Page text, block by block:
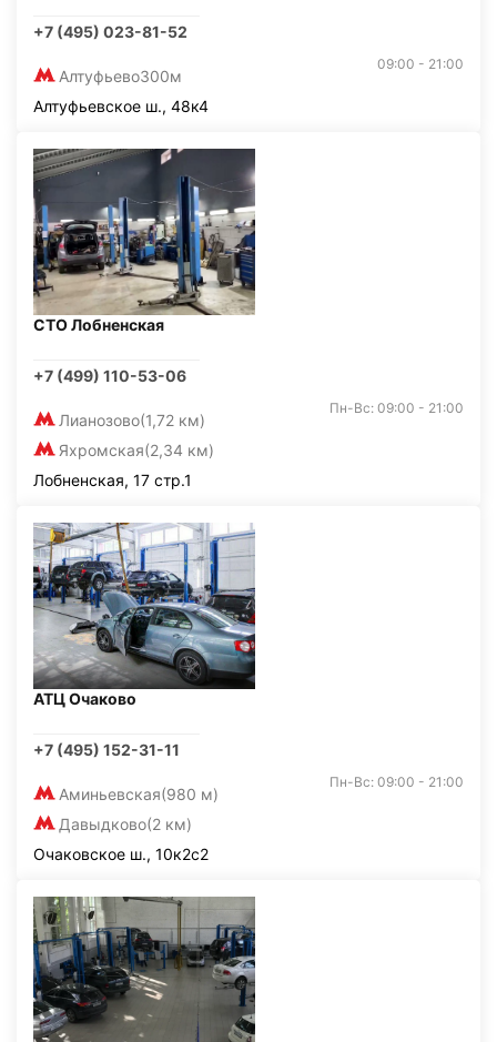
+7 (495) 023-81-52
Алтуфьево300м
09:00 - 21:00
Алтуфьевское ш., 48к4
СТО Лобненская
+7 (499) 110-53-06
Лианозово(1,72 км)
Яхромская(2,34 км)
Пн-Вс: 09:00 - 21:00
Лобненская, 17 стр.1
АТЦ Очаково
+7 (495) 152-31-11
Аминьевская(980 м)
Давыдково(2 км)
Пн-Вс: 09:00 - 21:00
Очаковское ш., 10к2с2